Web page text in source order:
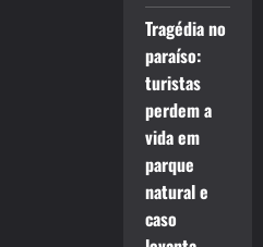
Tragédia no
paraíso:
turistas
perdem a
vida em
parque
natural e
caso